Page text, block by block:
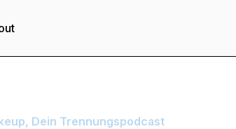
Dein Trennungspodcast